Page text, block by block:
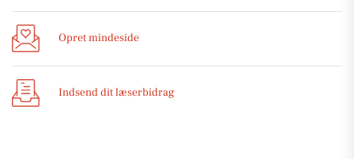
Opret mindeside
Indsend dit læserbidrag